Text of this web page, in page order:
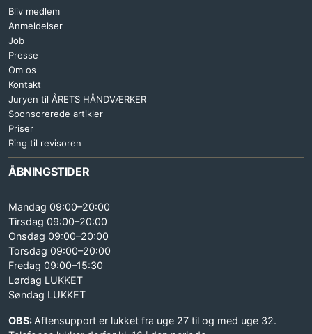
Bliv medlem
Anmeldelser
Job
Presse
Om os
Kontakt
Juryen til ÅRETS HÅNDVÆRKER
Sponsorerede artikler
Priser
Ring til revisoren
ÅBNINGSTIDER
Mandag 09:00–20:00
Tirsdag 09:00–20:00
Onsdag 09:00–20:00
Torsdag 09:00–20:00
Fredag 09:00–15:30
Lørdag LUKKET
Søndag LUKKET
OBS: Aftensupport er lukket fra uge 27 til og med uge 32.